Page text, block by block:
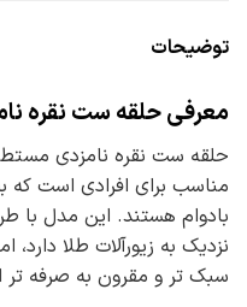
توضیحات
معرفی حلقه ست نقره
مناسب برای افرادی است که
بادوام هستند. این مدل
نزدیک به زیورآلات طلا
سبک تر و مقرون به صرفه